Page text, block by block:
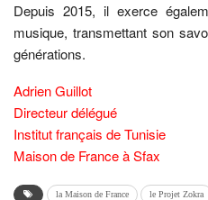
Depuis 2015, il exerce
musique, transmettant son
générations.
Adrien Guillot
Directeur délégué
Institut français de Tunisie
Maison de France à Sfax
la Maison de France le Projet Zokra